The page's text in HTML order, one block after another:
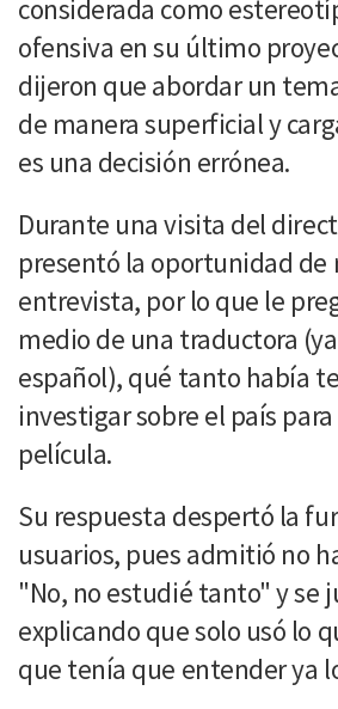
considerada como
ofensiva en su último
dijeron que abordar un
de manera superficial y
es una decisión errónea.
Durante una visita del
presentó la oportunidad de
entrevista, por lo que le
medio de una traductora
español), qué tanto había
investigar sobre el país
película.
Su respuesta despertó la
usuarios, pues admitió no
"No, no estudié tanto" y se
explicando que solo usó lo
que tenía que entender ya